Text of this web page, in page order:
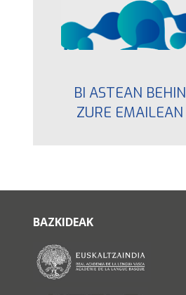
BI ASTEAN BEHIN
ZURE EMAILEAN
BAZKIDEAK